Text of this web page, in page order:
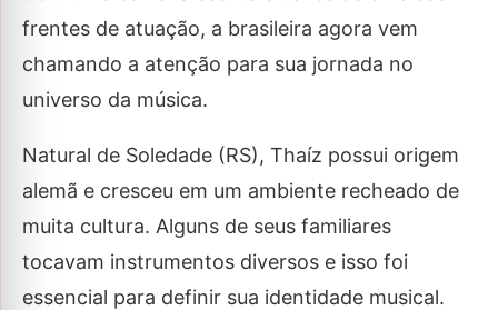
frentes de atuação, a brasileira agora vem
chamando a atenção para sua jornada no
universo da música.
Natural de Soledade (RS), Thaíz possui origem
alemã e cresceu em um ambiente recheado de
muita cultura. Alguns de seus familiares
tocavam instrumentos diversos e isso foi
essencial para definir sua identidade musical.